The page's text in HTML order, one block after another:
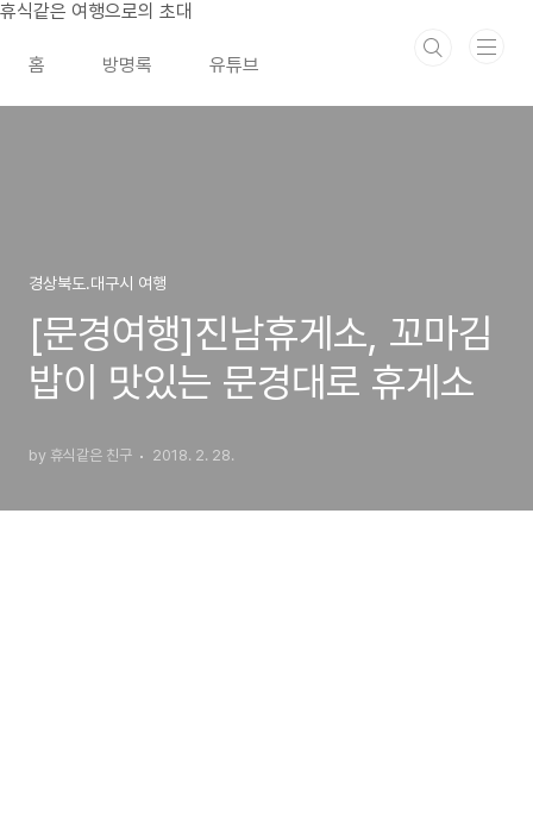
본문 바로가기
휴식같은 여행으로의 초대
홈 방명록 유튜브
경상북도.대구시 여행
[문경여행]진남휴게소, 꼬마김
밥이 맛있는 문경대로 휴게소
by 휴식같은 친구 2018. 2. 28.